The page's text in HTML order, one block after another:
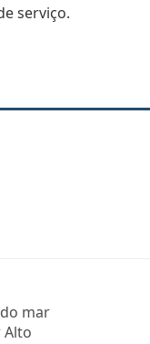
serviço.
mar
Alto